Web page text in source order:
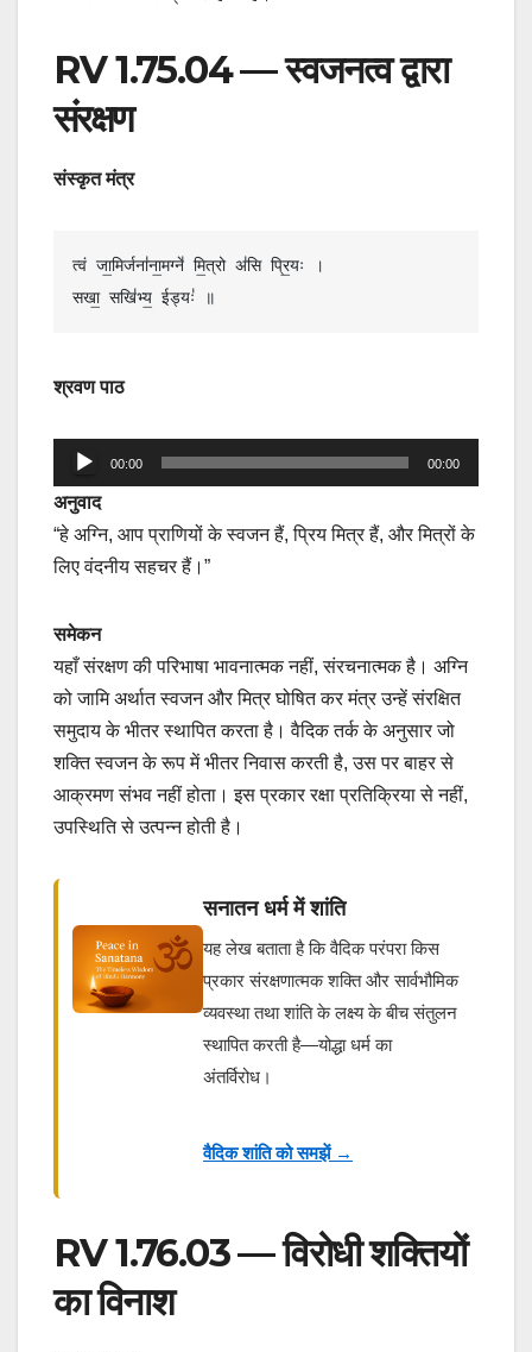
RV 1.75.04 — स्वजनत्व द्वारा
संरक्षण
संस्कृत मंत्र
त्वं जा॒मिर्जना॑ना॒मग्ने॑ मि॒त्रो अ॑सि प्रि॒यः ।
सखा॒ सखि॑भ्य॒ ईड्यः॑ ॥
श्रवण पाठ
Audio
Player
00:00 00:00
अनुवाद
“हे अग्नि, आप प्राणियों के स्वजन हैं, प्रिय मित्र हैं, और मित्रों के
लिए वंदनीय सहचर हैं।”
समेकन
यहाँ संरक्षण की परिभाषा भावनात्मक नहीं, संरचनात्मक है। अग्नि
को जामि अर्थात स्वजन और मित्र घोषित कर मंत्र उन्हें संरक्षित
समुदाय के भीतर स्थापित करता है। वैदिक तर्क के अनुसार जो
शक्ति स्वजन के रूप में भीतर निवास करती है, उस पर बाहर से
आक्रमण संभव नहीं होता। इस प्रकार रक्षा प्रतिक्रिया से नहीं,
उपस्थिति से उत्पन्न होती है।
सनातन धर्म में शांति
यह लेख बताता है कि वैदिक परंपरा किस
प्रकार संरक्षणात्मक शक्ति और सार्वभौमिक
व्यवस्था तथा शांति के लक्ष्य के बीच संतुलन
स्थापित करती है—योद्धा धर्म का
अंतर्विरोध।
वैदिक शांति को समझें →
RV 1.76.03 — विरोधी शक्तियों
का विनाश